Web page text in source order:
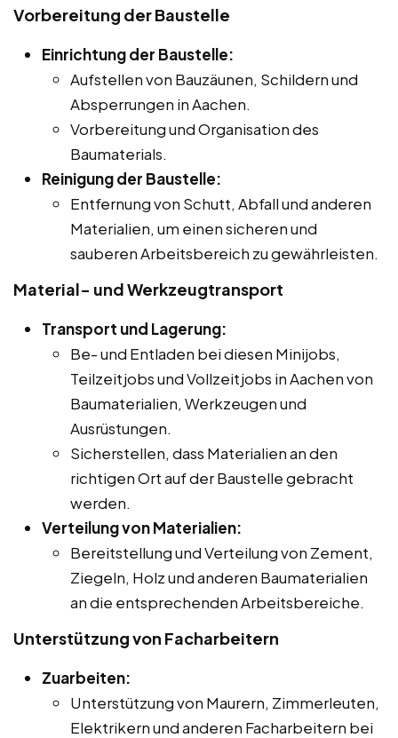
Vorbereitung der Baustelle
Einrichtung der Baustelle:
Aufstellen von Bauzäunen, Schildern und
Absperrungen in Aachen.
Vorbereitung und Organisation des
Baumaterials.
Reinigung der Baustelle:
Entfernung von Schutt, Abfall und anderen
Materialien, um einen sicheren und
sauberen Arbeitsbereich zu gewährleisten.
Material- und Werkzeugtransport
Transport und Lagerung:
Be- und Entladen bei diesen Minijobs,
Teilzeitjobs und Vollzeitjobs in Aachen von
Baumaterialien, Werkzeugen und
Ausrüstungen.
Sicherstellen, dass Materialien an den
richtigen Ort auf der Baustelle gebracht
werden.
Verteilung von Materialien:
Bereitstellung und Verteilung von Zement,
Ziegeln, Holz und anderen Baumaterialien
an die entsprechenden Arbeitsbereiche.
Unterstützung von Facharbeitern
Zuarbeiten:
Unterstützung von Maurern, Zimmerleuten,
Elektrikern und anderen Facharbeitern bei